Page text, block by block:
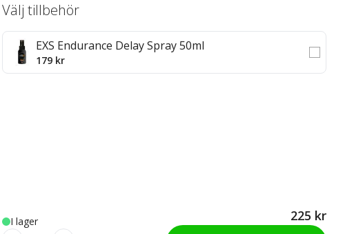
Välj tillbehör
EXS Endurance Delay Spray 50ml
179 kr
I lager 225 kr